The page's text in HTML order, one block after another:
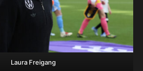
Laura Freigang